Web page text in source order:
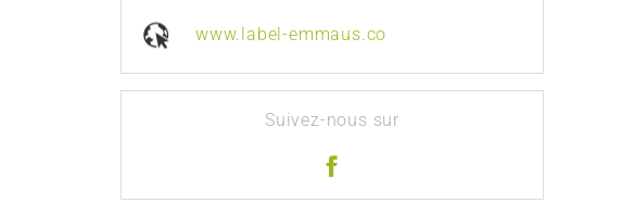
www.label-emmaus.co
Suivez-nous sur